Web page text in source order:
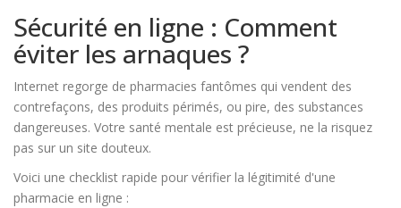
Sécurité en ligne : Comment
éviter les arnaques ?
Internet regorge de pharmacies fantômes qui vendent des
contrefaçons, des produits périmés, ou pire, des substances
dangereuses. Votre santé mentale est précieuse, ne la risquez
pas sur un site douteux.
Voici une checklist rapide pour vérifier la légitimité d'une
pharmacie en ligne :